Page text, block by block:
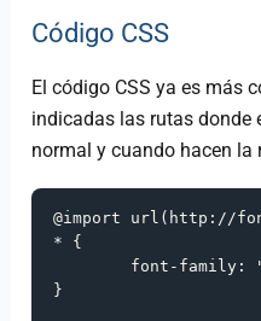
Código CSS
El código CSS ya es más
indicadas las rutas donde
normal y cuando hacen la
@import url ( http://
* {
font-family :
}